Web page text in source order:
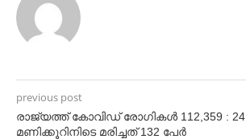
previous post
രാജ്യത്ത് കോവിഡ് രോഗികൾ 112,359 : 24
മണിക്കൂറിനിടെ മരിച്ചത് 132 പേർ